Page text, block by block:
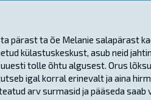
pärast ta õe Melanie salapärast
külastuskeskust, asub neid
uuesti tolle õhtu algusest. Orus
igal korral erinevalt ja aina
arv surmasid ja pääseda saab